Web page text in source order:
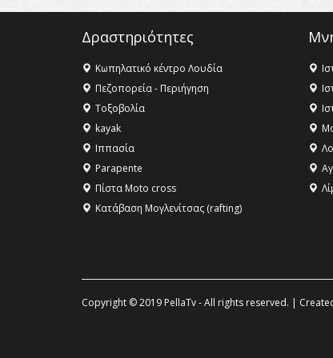
Δραστηριότητες
Κωπηλατικό κέντρο Λουδία
Πεζοπορεία - Περιήγηση
Τοξοβολία
kayak
Ιππασία
Parapente
Πίστα Moto cross
Κατάβαση Μογλενίτσας (rafting)
Copyright © 2019 PellaTv - All rights reserved. |